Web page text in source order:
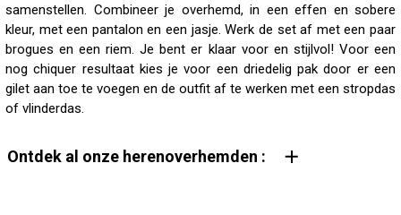
samenstellen. Combineer je overhemd, in een effen en sobere
kleur, met een pantalon en een jasje. Werk de set af met een paar
brogues en een riem. Je bent er klaar voor en stijlvol! Voor een
nog chiquer resultaat kies je voor een driedelig pak door er een
gilet aan toe te voegen en de outfit af te werken met een stropdas
of vlinderdas.
Ontdek al onze herenoverhemden :